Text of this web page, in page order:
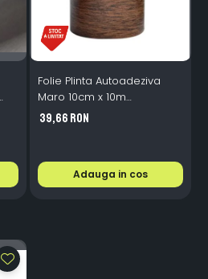
Folie Plinta Autoadeziva
Maro 10cm x 10m
Impermeabila Perete Scari
39,66 RON
Adauga in cos